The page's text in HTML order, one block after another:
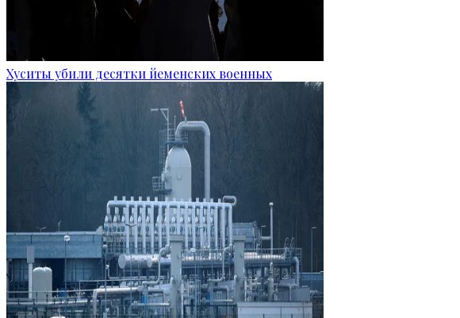
Хуситы убили десятки йеменских военных